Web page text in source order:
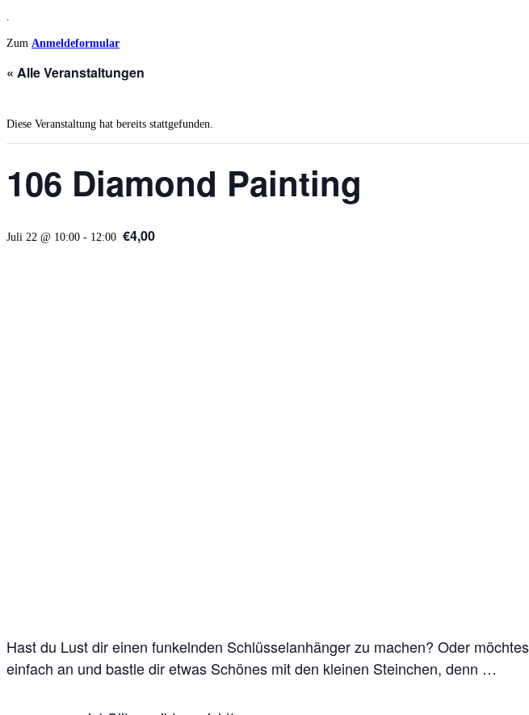
Zum Anmeldeformular
« Alle Veranstaltungen
Diese Veranstaltung hat bereits stattgefunden.
106 Diamond Painting
Juli 22 @ 10:00 - 12:00 €4,00
Hast du Lust dir einen funkelnden Schlüsselanhänger zu machen? Oder
einfach an und bastle dir etwas Schönes mit den kleinen Steinchen, denn …